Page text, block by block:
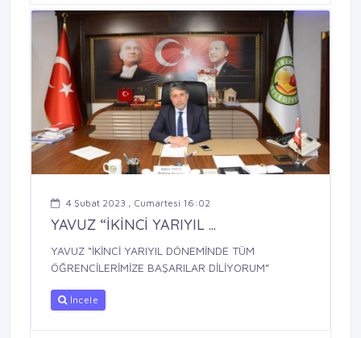
4 Şubat 2023 , Cumartesi 16:02
YAVUZ “İKİNCİ YARIYIL ...
YAVUZ “İKİNCİ YARIYIL DÖNEMİNDE TÜM
ÖĞRENCİLERİMİZE BAŞARILAR DİLİYORUM”
İncele